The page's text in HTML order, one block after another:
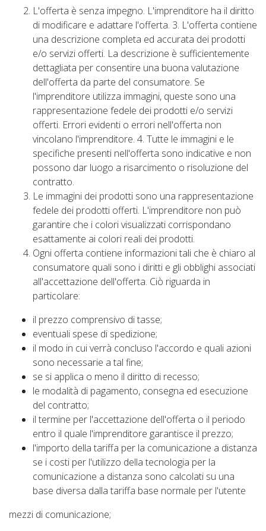
L'offerta è senza impegno. L'imprenditore ha il diritto
di modificare e adattare l'offerta. 3. L'offerta contiene
una descrizione completa ed accurata dei prodotti
e/o servizi offerti. La descrizione è sufficientemente
dettagliata per consentire una buona valutazione
dell'offerta da parte del consumatore. Se
l'imprenditore utilizza immagini, queste sono una
rappresentazione fedele dei prodotti e/o servizi
offerti. Errori evidenti o errori nell'offerta non
vincolano l'imprenditore. 4. Tutte le immagini e le
specifiche presenti nell'offerta sono indicative e non
possono dar luogo a risarcimento o risoluzione del
contratto.
Le immagini dei prodotti sono una rappresentazione
fedele dei prodotti offerti. L'imprenditore non può
garantire che i colori visualizzati corrispondano
esattamente ai colori reali dei prodotti.
Ogni offerta contiene informazioni tali che è chiaro al
consumatore quali sono i diritti e gli obblighi associati
all'accettazione dell'offerta. Ciò riguarda in
particolare:
il prezzo comprensivo di tasse;
eventuali spese di spedizione;
il modo in cui verrà concluso l'accordo e quali azioni
sono necessarie a tal fine;
se si applica o meno il diritto di recesso;
le modalità di pagamento, consegna ed esecuzione
del contratto;
il termine per l'accettazione dell'offerta o il periodo
entro il quale l'imprenditore garantisce il prezzo;
l'importo della tariffa per la comunicazione a distanza
se i costi per l'utilizzo della tecnologia per la
comunicazione a distanza sono calcolati su una
base diversa dalla tariffa base normale per l'utente
mezzi di comunicazione;